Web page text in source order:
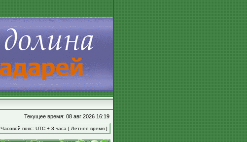
Текущее время: 08 авг 2026 16:19
Часовой пояс: UTC + 3 часа [ Летнее время ]